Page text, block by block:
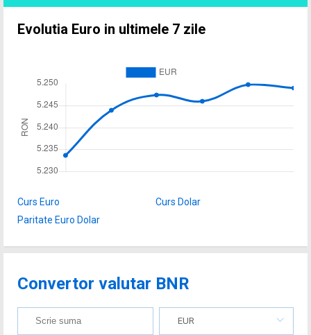
Evolutia Euro in ultimele 7 zile
Curs Euro
Curs Dolar
Paritate Euro Dolar
Convertor valutar BNR
EUR